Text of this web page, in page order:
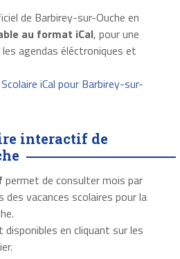
de Barbirey-sur-Ouche en
au format iCal, pour une
agendas éléctroniques et
iCal pour Barbirey-sur-
interactif de
permet de consulter mois par
vacances scolaires pour la
en cliquant sur les